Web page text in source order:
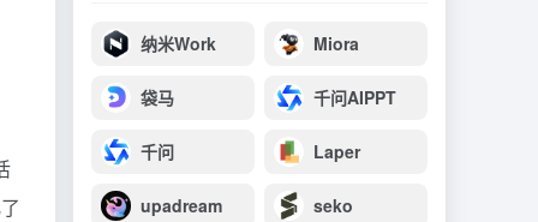
纳米Work Miora
袋马 千问AIPPT
千问 Laper
upadream seko